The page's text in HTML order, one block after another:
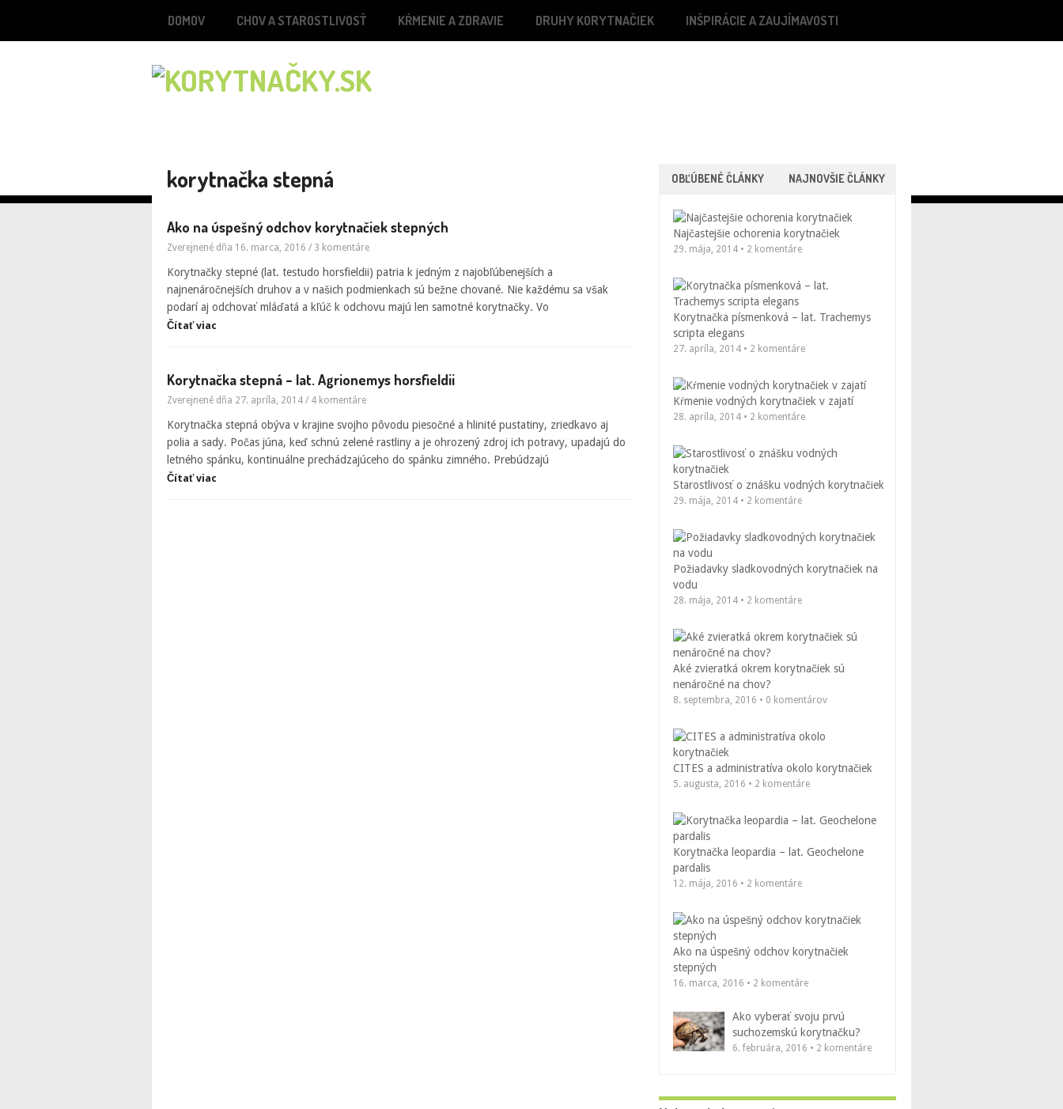
DOMOV CHOV A STAROSTLIVOSŤ KŔMENIE A ZDRAVIE DRUHY KORYTNAČIEK INŠPIRÁCIE A ZAUJÍMAVOSTI
korytnačka stepná
Ako na úspešný odchov korytnačiek stepných
Zverejnené dňa 16. marca, 2016 / 3 komentáre
Korytnačky stepné (lat. testudo horsfieldii) patria k jedným z najobľúbenejších a
najnenáročnejších druhov a v našich podmienkach sú bežne chované. Nie každému sa však
podarí aj odchovať mláďatá a kľúč k odchovu majú len samotné korytnačky. Vo
Čítať viac
Korytnačka stepná – lat. Agrionemys horsfieldii
Zverejnené dňa 27. apríla, 2014 / 4 komentáre
Korytnačka stepná obýva v krajine svojho pôvodu piesočné a hlinité pustatiny, zriedkavo aj
polia a sady. Počas júna, keď schnú zelené rastliny a je ohrozený zdroj ich potravy, upadajú do
letného spánku, kontinuálne prechádzajúceho do spánku zimného. Prebúdzajú
Čítať viac
OBĽÚBENÉ ČLÁNKY NAJNOVŠIE ČLÁNKY
Najčastejšie ochorenia korytnačiek
29. mája, 2014 • 2 komentáre
Korytnačka písmenková – lat. Trachemys
scripta elegans
27. apríla, 2014 • 2 komentáre
Kŕmenie vodných korytnačiek v zajatí
28. apríla, 2014 • 2 komentáre
Starostlivosť o znášku vodných korytnačiek
29. mája, 2014 • 2 komentáre
Požiadavky sladkovodných korytnačiek na
vodu
28. mája, 2014 • 2 komentáre
Aké zvieratká okrem korytnačiek sú
nenáročné na chov?
8. septembra, 2016 • 0 komentárov
CITES a administratíva okolo korytnačiek
5. augusta, 2016 • 2 komentáre
Korytnačka leopardia – lat. Geochelone
pardalis
12. mája, 2016 • 2 komentáre
Ako na úspešný odchov korytnačiek
stepných
16. marca, 2016 • 2 komentáre
Ako vyberať svoju prvú
suchozemskú korytnačku?
6. februára, 2016 • 2 komentáre